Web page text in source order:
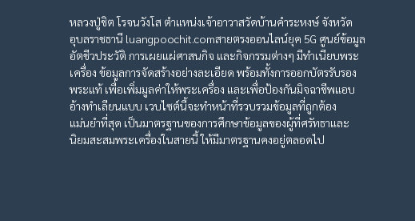
หลวงปู่ชิต โรจนวังโส ตำแหน่งเจ้าอาวาสวัดบ้านคำระหงษ์ จังหวัด
อุบลราชธานี luangpoochit.comสายตรงออนไลน์ยุค 5G ศูนย์ข้อมูล
อัตชีวประวัติ การเผยแผ่ศาสนกิจ และกิจกรรมต่างๆ มีทำเนียบพระ
เครื่อง ข้อมูลการจัดสร้างอย่างละเอียด พร้อมทั้งการออกบัตรรับรอง
พระแท้ เพื่อเพิ่มมูลค่าให้พระเครื่อง และเพื่อป้องกันมิจฉาชีพแอบ
อ้างทำเลียนแบบ เวบไซต์นี้จะทำหน้าที่รวบรวมข้อมูลที่ถูกต้อง
แม่นยำที่สุด เป็นมาตรฐานของการศึกษาข้อมูลของผู้ที่ศรัทธาและ
นิยมสะสมพระเครื่องในสายนี้ ให้มีมาตรฐานคงอยู่ตลอดไป